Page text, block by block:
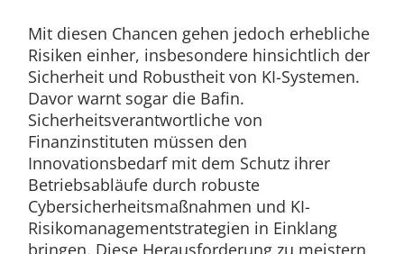
Mit diesen Chancen gehen jedoch erhebliche
Risiken einher, insbesondere hinsichtlich der
Sicherheit und Robustheit von KI-Systemen.
Davor warnt sogar die Bafin.
Sicherheitsverantwortliche von
Finanzinstituten müssen den
Innovationsbedarf mit dem Schutz ihrer
Betriebsabläufe durch robuste
Cybersicherheitsmaßnahmen und KI-
Risikomanagementstrategien in Einklang